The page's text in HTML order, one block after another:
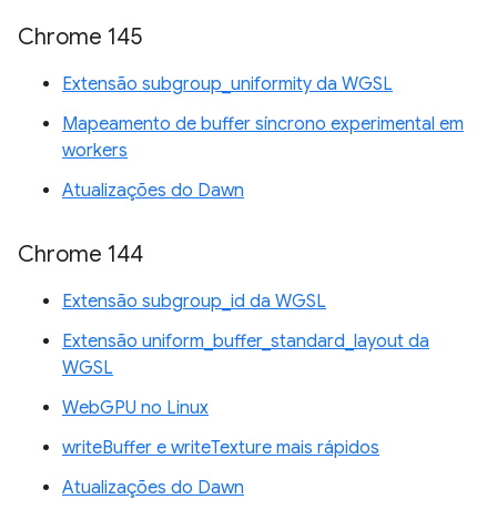
Chrome 145
Extensão subgroup_uniformity da WGSL
Mapeamento de buffer síncrono experimental em
workers
Atualizações do Dawn
Chrome 144
Extensão subgroup_id da WGSL
Extensão uniform_buffer_standard_layout da
WGSL
WebGPU no Linux
writeBuffer e writeTexture mais rápidos
Atualizações do Dawn